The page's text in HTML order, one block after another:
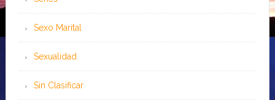
Sexo Marital
Sexualidad
Sin Clasificar